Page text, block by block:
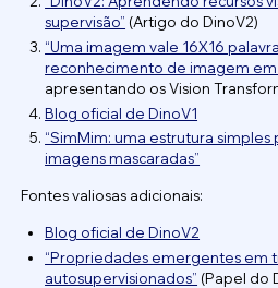
supervisão” (Artigo do DinoV2)
“Uma imagem vale 16X16
reconhecimento de imagem em
apresentando os Vision
Blog oficial de DinoV1
“SimMim: uma estrutura
imagens mascaradas”
Fontes valiosas adicionais:
Blog oficial de DinoV2
“Propriedades emergentes em
autosupervisionados” (Papel do